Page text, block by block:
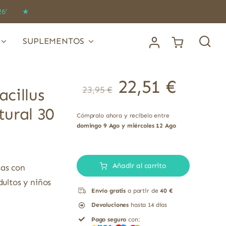
★
SUPLEMENTOS
30
con
y niños
23,95€ 22,51 €
Cómpralo ahora y recíbelo entre
domingo 9 Ago y miércoles 12 Ago
Complet
Bifidobacterium
100%
Añadir al carrito
Envío gratis a partir de40 €
Devoluciones hasta 14 días
Pago seguro con: